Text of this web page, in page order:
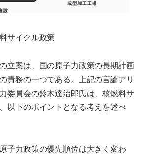
サイクル政策
立案は、国の原子力政策の長期計画
責務の一つである。上記の言論アリ
委員会の鈴木達治郎氏は、核燃料サ
以下のポイントとなる考えを述べ
子力政策の優先順位は大きく変わ